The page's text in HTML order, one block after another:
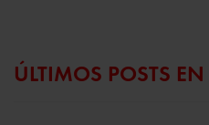
ÚLTIMOS POSTS EN